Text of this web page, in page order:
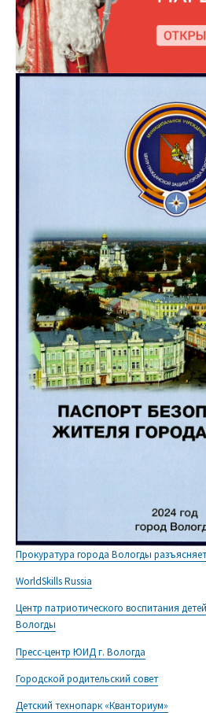
Прокуратура города Вологды разъясняет
WorldSkills Russia
Центр патриотического воспитания
Вологды
Пресс-центр ЮИД г. Вологда
Городской родительский совет
Детский технопарк «Кванториум»